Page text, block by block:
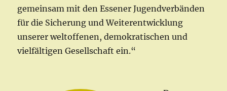
gemeinsam mit den Essener Jugendverbänden
für die Sicherung und Weiterentwicklung
unserer weltoffenen, demokratischen und
vielfältigen Gesellschaft ein.“